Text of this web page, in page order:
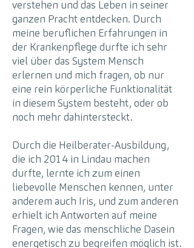
verstehen und das Leben in seiner
ganzen Pracht entdecken. Durch
meine beruflichen Erfahrungen in
der Krankenpflege durfte ich sehr
viel über das System Mensch
erlernen und mich fragen, ob nur
eine rein körperliche Funktionalität
in diesem System besteht, oder ob
noch mehr dahintersteckt.
Durch die Heilberater-Ausbildung,
die ich 2014 in Lindau machen
durfte, lernte ich zum einen
liebevolle Menschen kennen, unter
anderem auch Iris, und zum anderen
erhielt ich Antworten auf meine
Fragen, wie das menschliche Dasein
energetisch zu begreifen möglich ist.